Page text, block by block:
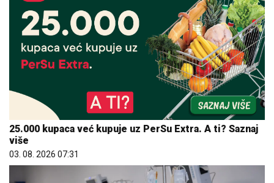
25.000 kupaca već kupuje uz PerSu Extra. A ti? Saznaj
više
03. 08. 2026 07:31